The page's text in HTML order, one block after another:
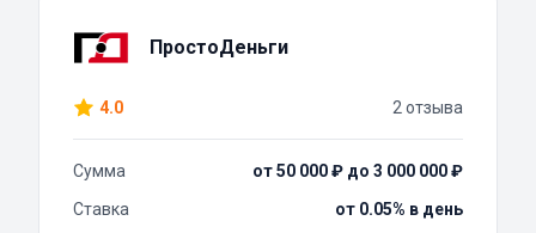
ПростоДеньги
4.0 2 отзыва
Сумма
от 50 000 ₽ до 3 000 000 ₽
Ставка
от 0.05% в день